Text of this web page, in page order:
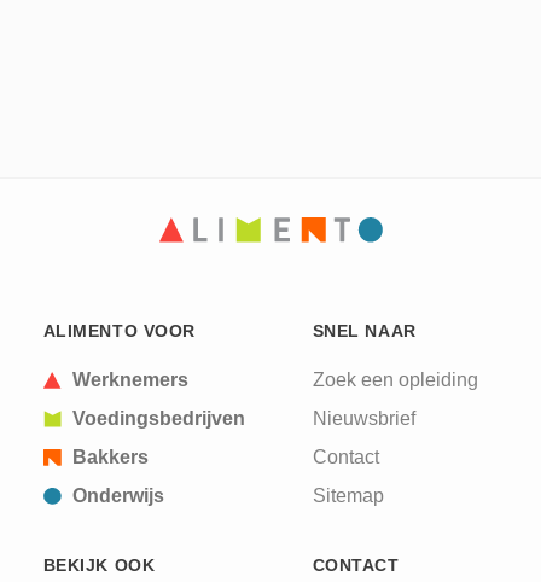
ALIMENTO VOOR
Werknemers
Voedingsbedrijven
Bakkers
Onderwijs
SNEL NAAR
Zoek een opleiding
Nieuwsbrief
Contact
Sitemap
BEKIJK OOK CONTACT